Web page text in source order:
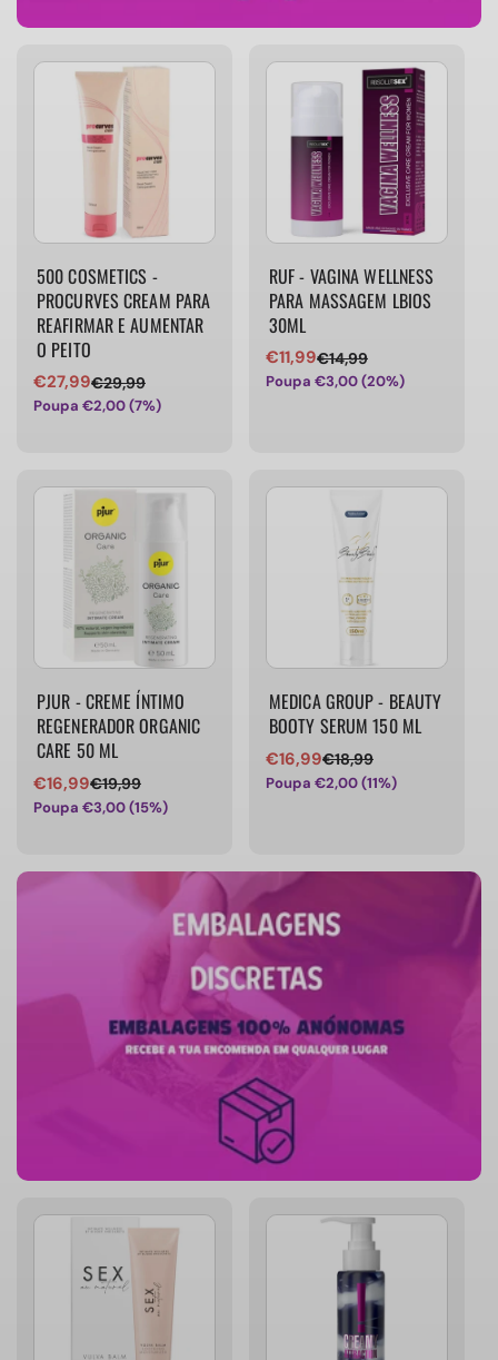
500 COSMETICS -
PROCURVES CREAM PARA
REAFIRMAR E AUMENTAR
O PEITO
Preço
de
€27,99
Preço
normal
€29,99
Poupa €2,00 (7%)
RUF - VAGINA WELLNESS
PARA MASSAGEM LBIOS
30ML
Preço
de
€11,99
Preço
normal
€14,99
Poupa €3,00 (20%)
PJUR - CREME ÍNTIMO
REGENERADOR ORGANIC
CARE 50 ML
Preço
de
€16,99
Preço
normal
€19,99
Poupa €3,00 (15%)
MEDICA GROUP - BEAUTY
BOOTY SERUM 150 ML
Preço
de
€16,99
Preço
normal
€18,99
Poupa €2,00 (11%)